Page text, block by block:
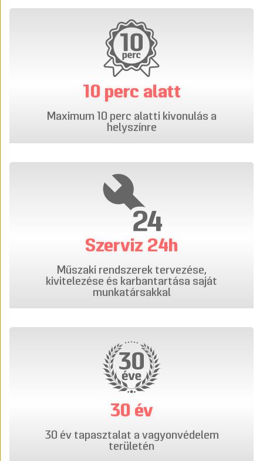
10 perc alatt
Maximum 10 perc alatti kivonulás a
helyszínre
Szerviz 24h
Műszaki rendszerek tervezése,
kivitelezése és karbantartása saját
munkatársakkal
30 év
30 év tapasztalat a vagyonvédelem
területén